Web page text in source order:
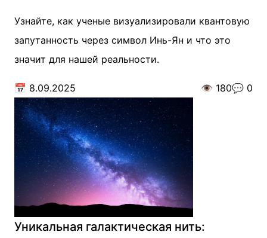
Узнайте, как ученые визуализировали квантовую
запутанность через символ Инь-Ян и что это
значит для нашей реальности.
📅 8.09.2025 👁️ 180💬 0
Уникальная галактическая нить: